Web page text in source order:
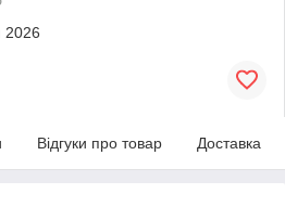
2026
Відгуки про товар Доставка